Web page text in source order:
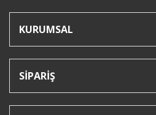
KURUMSAL
SİPARİŞ